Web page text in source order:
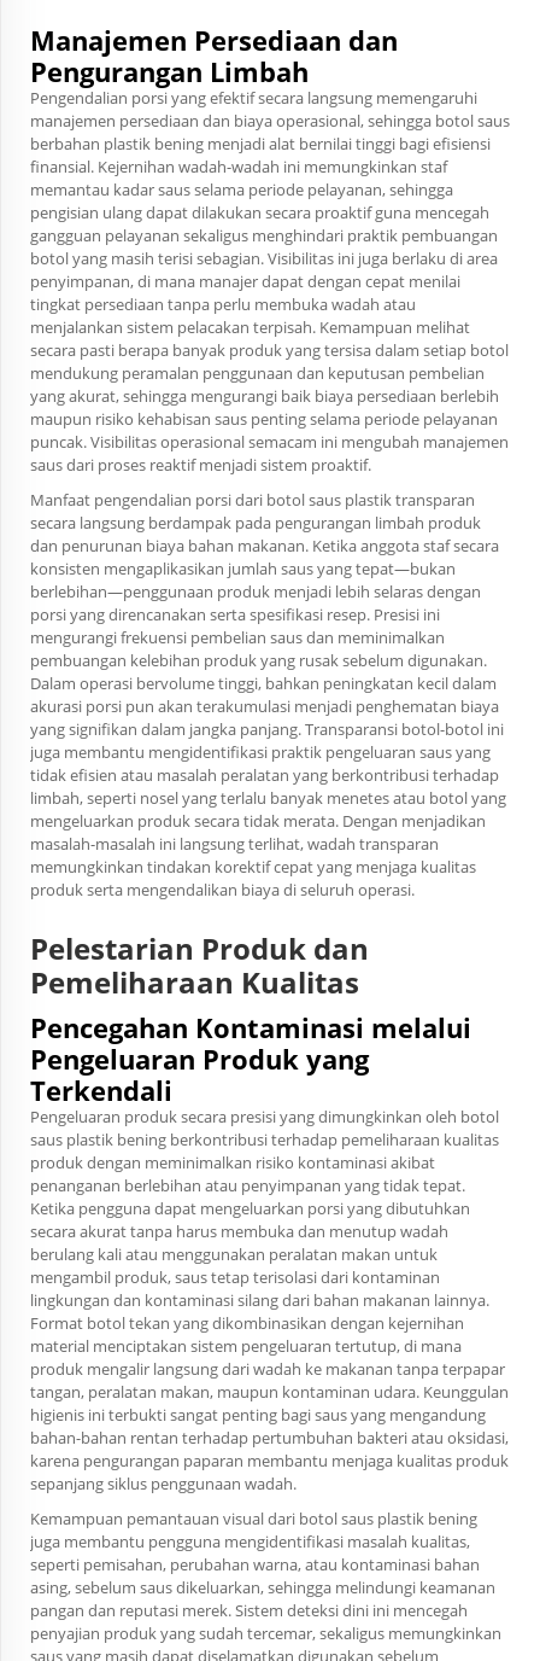
Manajemen Persediaan dan
Pengurangan Limbah
Pengendalian porsi yang efektif secara langsung memengaruhi
manajemen persediaan dan biaya operasional, sehingga botol saus
berbahan plastik bening menjadi alat bernilai tinggi bagi efisiensi
finansial. Kejernihan wadah-wadah ini memungkinkan staf
memantau kadar saus selama periode pelayanan, sehingga
pengisian ulang dapat dilakukan secara proaktif guna mencegah
gangguan pelayanan sekaligus menghindari praktik pembuangan
botol yang masih terisi sebagian. Visibilitas ini juga berlaku di area
penyimpanan, di mana manajer dapat dengan cepat menilai
tingkat persediaan tanpa perlu membuka wadah atau
menjalankan sistem pelacakan terpisah. Kemampuan melihat
secara pasti berapa banyak produk yang tersisa dalam setiap botol
mendukung peramalan penggunaan dan keputusan pembelian
yang akurat, sehingga mengurangi baik biaya persediaan berlebih
maupun risiko kehabisan saus penting selama periode pelayanan
puncak. Visibilitas operasional semacam ini mengubah manajemen
saus dari proses reaktif menjadi sistem proaktif.
Manfaat pengendalian porsi dari botol saus plastik transparan
secara langsung berdampak pada pengurangan limbah produk
dan penurunan biaya bahan makanan. Ketika anggota staf secara
konsisten mengaplikasikan jumlah saus yang tepat—bukan
berlebihan—penggunaan produk menjadi lebih selaras dengan
porsi yang direncanakan serta spesifikasi resep. Presisi ini
mengurangi frekuensi pembelian saus dan meminimalkan
pembuangan kelebihan produk yang rusak sebelum digunakan.
Dalam operasi bervolume tinggi, bahkan peningkatan kecil dalam
akurasi porsi pun akan terakumulasi menjadi penghematan biaya
yang signifikan dalam jangka panjang. Transparansi botol-botol ini
juga membantu mengidentifikasi praktik pengeluaran saus yang
tidak efisien atau masalah peralatan yang berkontribusi terhadap
limbah, seperti nosel yang terlalu banyak menetes atau botol yang
mengeluarkan produk secara tidak merata. Dengan menjadikan
masalah-masalah ini langsung terlihat, wadah transparan
memungkinkan tindakan korektif cepat yang menjaga kualitas
produk serta mengendalikan biaya di seluruh operasi.
Pelestarian Produk dan
Pemeliharaan Kualitas
Pencegahan Kontaminasi melalui
Pengeluaran Produk yang
Terkendali
Pengeluaran produk secara presisi yang dimungkinkan oleh botol
saus plastik bening berkontribusi terhadap pemeliharaan kualitas
produk dengan meminimalkan risiko kontaminasi akibat
penanganan berlebihan atau penyimpanan yang tidak tepat.
Ketika pengguna dapat mengeluarkan porsi yang dibutuhkan
secara akurat tanpa harus membuka dan menutup wadah
berulang kali atau menggunakan peralatan makan untuk
mengambil produk, saus tetap terisolasi dari kontaminan
lingkungan dan kontaminasi silang dari bahan makanan lainnya.
Format botol tekan yang dikombinasikan dengan kejernihan
material menciptakan sistem pengeluaran tertutup, di mana
produk mengalir langsung dari wadah ke makanan tanpa terpapar
tangan, peralatan makan, maupun kontaminan udara. Keunggulan
higienis ini terbukti sangat penting bagi saus yang mengandung
bahan-bahan rentan terhadap pertumbuhan bakteri atau oksidasi,
karena pengurangan paparan membantu menjaga kualitas produk
sepanjang siklus penggunaan wadah.
Kemampuan pemantauan visual dari botol saus plastik bening
juga membantu pengguna mengidentifikasi masalah kualitas,
seperti pemisahan, perubahan warna, atau kontaminasi bahan
asing, sebelum saus dikeluarkan, sehingga melindungi keamanan
pangan dan reputasi merek. Sistem deteksi dini ini mencegah
penyajian produk yang sudah tercemar, sekaligus memungkinkan
saus yang masih dapat diselamatkan digunakan sebelum